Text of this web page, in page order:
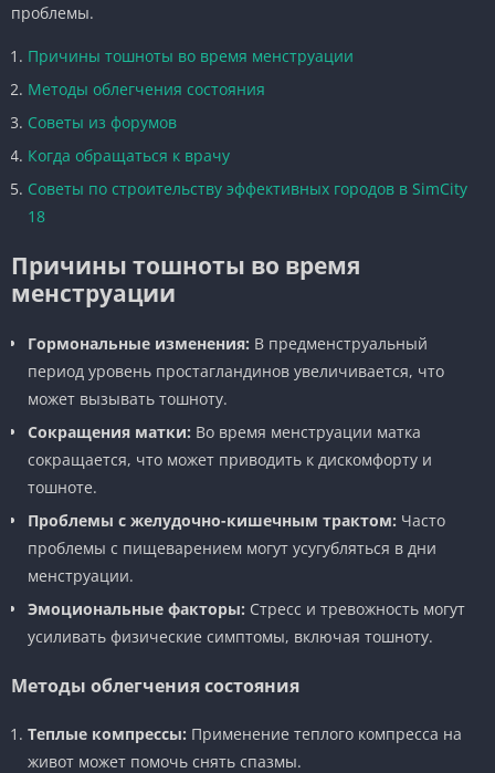
проблемы.
Причины тошноты во время менструации
Методы облегчения состояния
Советы из форумов
Когда обращаться к врачу
Советы по строительству эффективных городов в SimCity
18
Причины тошноты во время
менструации
Гормональные изменения: В предменструальный
период уровень простагландинов увеличивается, что
может вызывать тошноту.
Сокращения матки: Во время менструации матка
сокращается, что может приводить к дискомфорту и
тошноте.
Проблемы с желудочно-кишечным трактом: Часто
проблемы с пищеварением могут усугубляться в дни
менструации.
Эмоциональные факторы: Стресс и тревожность могут
усиливать физические симптомы, включая тошноту.
Методы облегчения состояния
Теплые компрессы: Применение теплого компресса на
живот может помочь снять спазмы.